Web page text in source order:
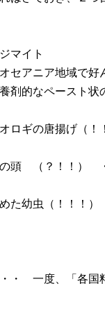
マイト
セアニア地域で好
剤的なペース
ロギの唐揚げ（！
頭 （？！！）
た幼虫（！！！
・ 一度、「各国